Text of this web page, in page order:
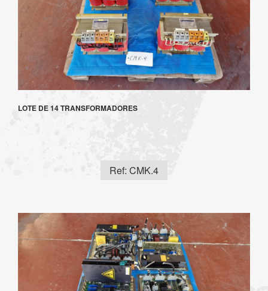
LOTE DE 14 TRANSFORMADORES
Ref: CMK.4